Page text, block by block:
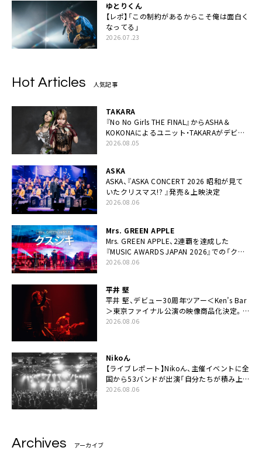
ゆとりくん
【レポ】「この制約があるからこそ俺は面白く
なってる」
2026.07.23
Hot Articles 人気記事
TAKARA
『No No Girls THE FINAL』からASHA＆
KOKONAによるユニット・TAKARAがデビュ
ー
2026.08.05
ASKA
ASKA、『ASKA CONCERT 2026 昭和が見て
いたクリスマス!? 』発売＆上映決定
2026.08.06
Mrs. GREEN APPLE
Mrs. GREEN APPLE、2連覇を達成した
『MUSIC AWARDS JAPAN 2026』での「クス
シキ」ライブパフォーマンスをYouTube公開
2026.08.06
平井 堅
平井 堅、デビュー30周年ツアー＜Ken’s Bar
＞東京ファイナル公演の映像商品化決定。ブ
ックレットには平井堅のメッセージ掲載も
2026.08.06
Nikoん
【ライブレポート】Nikoん、主催イベントに全
国から53バンドが出演「自分たちが積み上げ
てきた中身の重みを実感した」
2026.08.06
Archives アーカイブ